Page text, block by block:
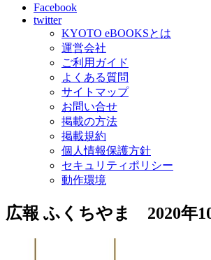
Facebook
twitter
KYOTO eBOOKSとは
運営会社
ご利用ガイド
よくある質問
サイトマップ
お問い合せ
掲載の方法
掲載規約
個人情報保護方針
セキュリティポリシー
動作環境
広報 ふくちやま 2020年